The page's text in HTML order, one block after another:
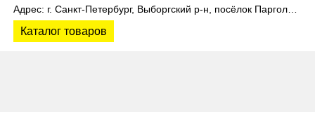
Каталог товаров